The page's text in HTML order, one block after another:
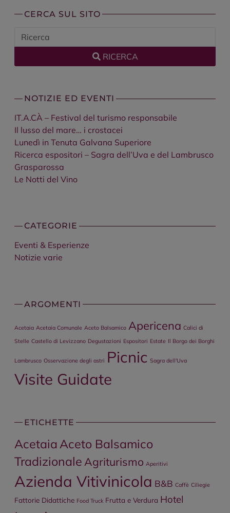
CERCA SUL SITO
RICERCA
NOTIZIE ED EVENTI
IT.A.CÀ – Festival del turismo responsabile
Il lusso del mare… i crostacei
Lunedì in Tenuta Galvana Superiore
Ricerca espositori – Sagra dell’Uva e del Lambrusco
Grasparossa
Le Notti del Vino
CATEGORIE
Eventi & Esperienze
Notizie varie
ARGOMENTI
Acetaia Acetaia Comunale Aceto Balsamico Apericena Calici di
Stelle Castello di Levizzano Degustazioni Espositori Estate Il Borgo dei Borghi
Lambrusco Osservazione degli astri Picnic Sagra dell'Uva
Visite Guidate
ETICHETTE
AcetaiaAceto Balsamico
Tradizionale Agriturismo Aperitivi
Azienda Vitivinicola B&B Caffè Ciliegie
Fattorie Didattiche Food Truck Frutta e Verdura Hotel